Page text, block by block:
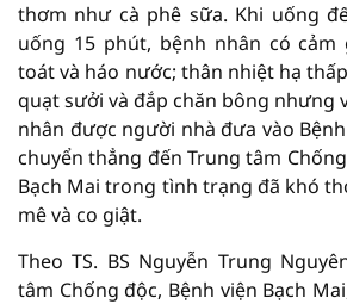
thơm như cà phê sữa. Khi uống
uống 15 phút, bệnh nhân có cảm
toát và háo nước; thân nhiệt hạ
quạt sưởi và đắp chăn bông nhưng
nhân được người nhà đưa vào
chuyển thẳng đến Trung tâm
Bạch Mai trong tình trạng đã khó
mê và co giật.
Theo TS. BS Nguyễn Trung
tâm Chống độc, Bệnh viện Bạch